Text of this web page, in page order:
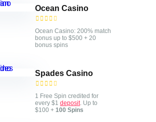
Ocean Casino
Ocean Casino: 200% match
bonus up to $500 + 20
bonus spins
Spades Casino
1 Free Spin credited for
every $1 deposit. Up to
$100 + 100 Spins